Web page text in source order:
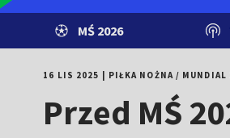
MŚ 2026
16 LIS 2025 PIŁKA NOŻNA/ MUNDIAL
Przed MŚ